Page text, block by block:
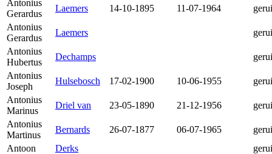
Antonius
Gerardus
Laemers 14-10-1895 11-07-1964
Antonius
Gerardus
Laemers
Antonius
Hubertus
Dechamps
Antonius
Joseph
Hulsebosch 17-02-1900 10-06-1955
Antonius
Marinus
Driel van 23-05-1890 21-12-1956
Antonius
Martinus
Bernards 26-07-1877 06-07-1965
Antoon
Derks